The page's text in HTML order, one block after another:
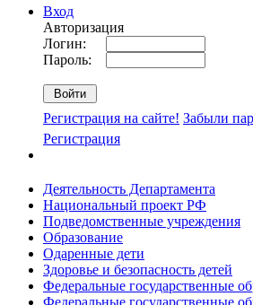
Вход
Авторизация
Логин:
Пароль:
Регистрация на сайте! Забыли
Регистрация
Деятельность Департамента
Национальный проект РФ
Подведомственные учреждения
Образование
Одаренные дети
Здоровье и безопасность детей
Федеральные государственные
Федеральные государственные